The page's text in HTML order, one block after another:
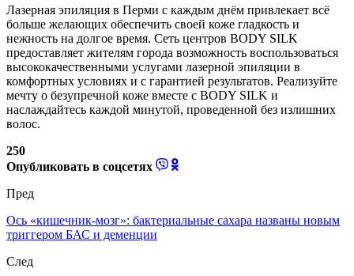
Лазерная эпиляция в Перми с каждым днём привлекает всё
больше желающих обеспечить своей коже гладкость и
нежность на долгое время. Сеть центров BODY SILK
предоставляет жителям города возможность воспользоваться
высококачественными услугами лазерной эпиляции в
комфортных условиях и с гарантией результатов. Реализуйте
мечту о безупречной коже вместе с BODY SILK и
наслаждайтесь каждой минутой, проведенной без излишних
волос.
250
Опубликовать в соцсетях
Пред
Ось «кишечник-мозг»: бактериальные сахара названы новым
триггером БАС и деменции
След